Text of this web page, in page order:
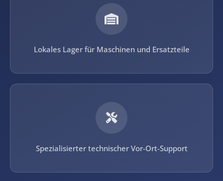
Lokales Lager für Maschinen und Ersatzteile
Spezialisierter technischer Vor-Ort-Support